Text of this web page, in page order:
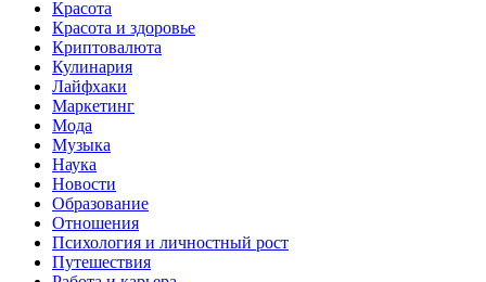
Красота
Красота и здоровье
Криптовалюта
Кулинария
Лайфхаки
Маркетинг
Мода
Музыка
Наука
Новости
Образование
Отношения
Психология и личностный рост
Путешествия